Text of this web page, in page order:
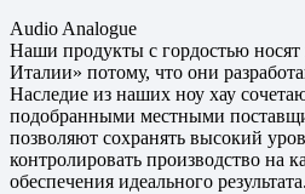
Audio Analogue
Наши продукты с гордостью носят
Италии» потому, что они
Наследие из наших ноу хау
подобранными местными
позволяют сохранять высокий
контролировать производство на
обеспечения идеального результата.